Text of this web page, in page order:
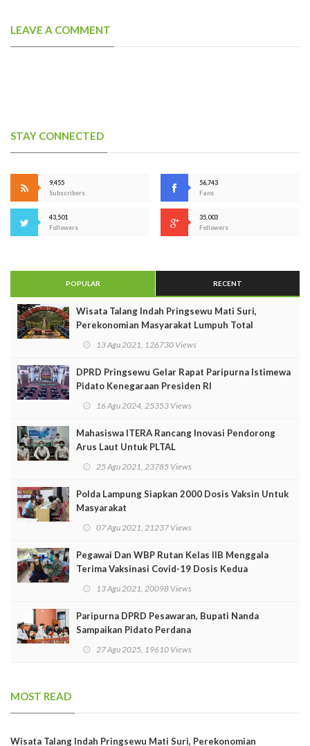
LEAVE A COMMENT
STAY CONNECTED
9,455
Subscribers
56,743
Fans
43,501
Followers
35,003
Followers
POPULAR RECENT
Wisata Talang Indah Pringsewu Mati Suri,
Perekonomian Masyarakat Lumpuh Total
13 Agu 2021, 126730 Views
DPRD Pringsewu Gelar Rapat Paripurna Istimewa
Pidato Kenegaraan Presiden RI
16 Agu 2024, 25353 Views
Mahasiswa ITERA Rancang Inovasi Pendorong
Arus Laut Untuk PLTAL
25 Agu 2021, 23785 Views
Polda Lampung Siapkan 2000 Dosis Vaksin Untuk
Masyarakat
07 Agu 2021, 21237 Views
Pegawai Dan WBP Rutan Kelas IIB Menggala
Terima Vaksinasi Covid-19 Dosis Kedua
13 Agu 2021, 20098 Views
Paripurna DPRD Pesawaran, Bupati Nanda
Sampaikan Pidato Perdana
27 Agu 2025, 19610 Views
MOST READ
Wisata Talang Indah Pringsewu Mati Suri, Perekonomian